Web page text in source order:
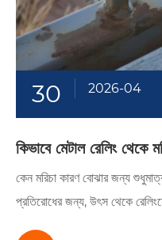
30 2026-04
কিভাবে মেটাল রেলিং থেকে
কেন মরিচা কারণ বোঝার জন্য
প্রতিরোধের জন্য, উৎস থেকে